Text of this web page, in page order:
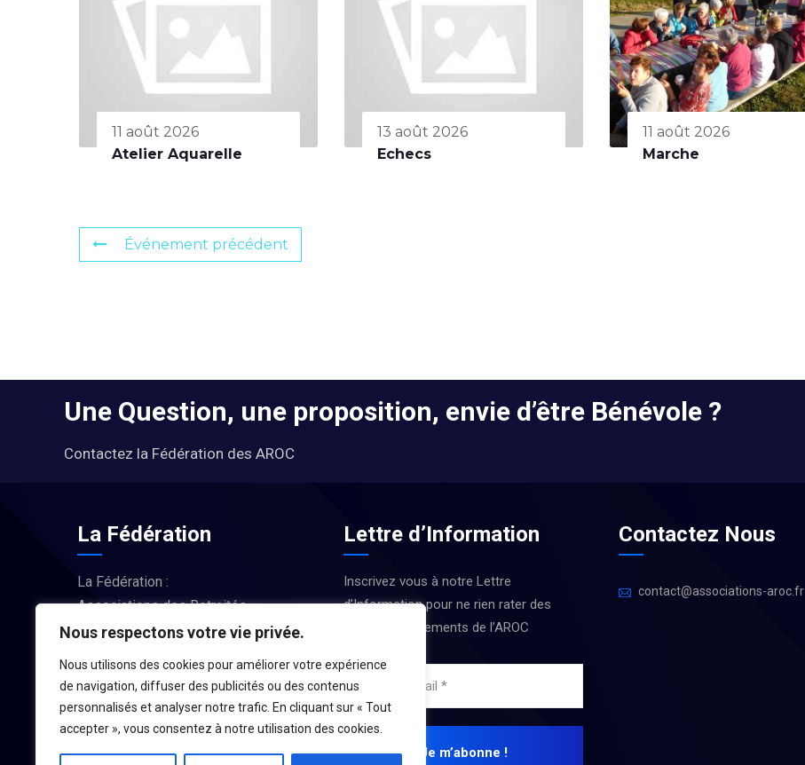
Nous respectons votre vie privée.
Nous utilisons des cookies pour améliorer votre expérience
de navigation, diffuser des publicités ou des contenus
personnalisés et analyser notre trafic. En cliquant sur « Tout
accepter », vous consentez à notre utilisation des cookies.
11 août 2026
Atelier Aquarelle
13 août 2026
Echecs
11 août 2026
Marche
Événement précédent
Une Question, une proposition, envie d’être Bénévole ?
Contactez la Fédération des AROC
La Fédération
La Fédération :
Associations des Retraités
d’Occitanie
LA FÉDÉRATION
Lettre d’Information
Inscrivez vous à notre Lettre
d’Information pour ne rien rater des
Actus et Évènements de l’AROC
Contactez Nous
contact@associations-aroc.fr